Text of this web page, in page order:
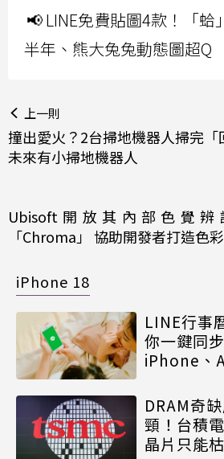
📢 LINE免費貼圖4款！「蛤
半年、熊大兔兔動態圖超Q
上一則
撞出愛火？2台掃地機器人掃完「
未來有小掃地機器人
Ubisoft開放其內部色覺
「Chroma」 協助開發者打造色
iPhone 18
LINE行事
你一鍵同
iPhone、
DRAM奇
頸！台積
晶片只能